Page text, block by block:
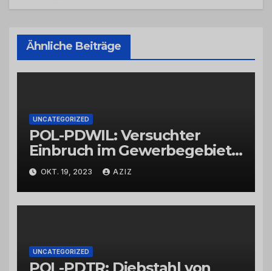
Ähnliche Beiträge
UNCATEGORIZED
POL-PDWIL: Versuchter
Einbruch im Gewerbegebiet
Wittlich
OKT. 19, 2023 AZIZ
UNCATEGORIZED